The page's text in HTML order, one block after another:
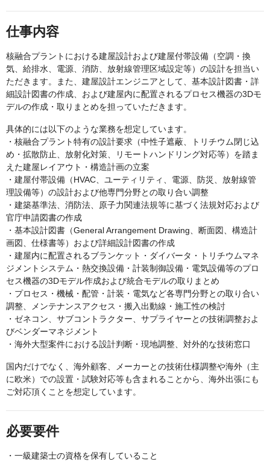
仕事内容
核融合プラントにおける建屋設計および建屋付帯設備（空調・換
気、給排水、電源、消防、放射線管理区域設定等）の設計を担当い
ただきます。また、建屋設計エンジニアとして、基本設計図書・詳
細設計図書の作成、および建屋内に配置されるプロセス機器の3Dモ
デルの作成・取りまとめを担っていただきます。
具体的には以下のような業務を想定しています。
・核融合プラント特有の設計要求（中性子遮蔽、トリチウム閉じ込
め・拡散防止、放射化対策、リモートハンドリング対応等）を踏ま
えた建屋レイアウト・構造計画の立案
・建屋付帯設備（HVAC、ユーティリティ、電源、防災、放射線管
理設備等）の設計および他専門分野との取り合い調整
・建築基準法、消防法、原子力関連法規等に基づく法規対応および
官庁申請図書の作成
・基本設計図書（General Arrangement Drawing、断面図、構造計
画図、仕様書等）および詳細設計図書の作成
・建屋内に配置されるブランケット・ダイバータ・トリチウムマネ
ジメントシステム・熱交換設備・計装制御設備・電気設備等のプロ
セス機器の3Dモデル作成および統合モデルの取りまとめ
・プロセス・機械・配管・計装・電気など各専門分野との取り合い
調整、メンテナンスアクセス・搬入出動線・施工性の検討
・ゼネコン、サブコントラクター、サプライヤーとの技術調整およ
びベンダーマネジメント
・海外大型案件における設計判断・現地調整、対外的な技術窓口
国内だけでなく、海外顧客、メーカーとの技術仕様調整や海外（主
に欧米）での設置・試験対応等も含まれることから、海外出張にも
ご対応頂くことを想定しています。
必要要件
・一級建築士の資格を保有していること